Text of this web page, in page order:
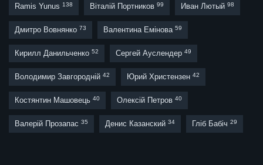
Ramis Yunus 138 Віталій Портников 99 Иван Лютый 98
Дмитро Вовнянко 73 Валентина Емінова 59
Кирилл Данильченко 52 Сергей Ауслендер 49
Володимир Завгородній 42 Юрий Христензен 42
Костянтин Машовець 40 Олексій Петров 40
Валерій Прозапас 35 Денис Казанский 34 Гліб Бабіч 29